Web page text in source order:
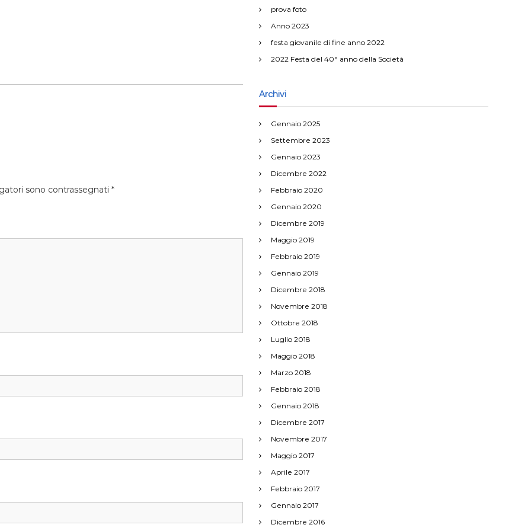
sono contrassegnati *
prova foto
Anno 2023
festa giovanile di fine anno 2022
2022 Festa del 40° anno della Società
Archivi
Gennaio 2025
Settembre 2023
Gennaio 2023
Dicembre 2022
Febbraio 2020
Gennaio 2020
Dicembre 2019
Maggio 2019
Febbraio 2019
Gennaio 2019
Dicembre 2018
Novembre 2018
Ottobre 2018
Luglio 2018
Maggio 2018
Marzo 2018
Febbraio 2018
Gennaio 2018
Dicembre 2017
Novembre 2017
Maggio 2017
Aprile 2017
Febbraio 2017
Gennaio 2017
Dicembre 2016